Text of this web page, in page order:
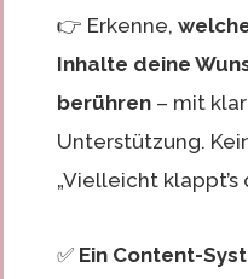
👉 Erkenne,
Inhalte deine
berühren – mit
Unterstützung.
„Vielleicht klappt’s
✅ Ein Content-